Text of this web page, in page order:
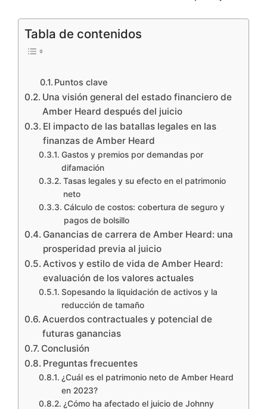
Tabla de contenidos
Puntos clave
Una visión general del estado financiero de
Amber Heard después del juicio
El impacto de las batallas legales en las
finanzas de Amber Heard
Gastos y premios por demandas por
difamación
Tasas legales y su efecto en el patrimonio
neto
Cálculo de costos: cobertura de seguro y
pagos de bolsillo
Ganancias de carrera de Amber Heard: una
prosperidad previa al juicio
Activos y estilo de vida de Amber Heard:
evaluación de los valores actuales
Sopesando la liquidación de activos y la
reducción de tamaño
Acuerdos contractuales y potencial de
futuras ganancias
Conclusión
Preguntas frecuentes
¿Cuál es el patrimonio neto de Amber Heard
en 2023?
¿Cómo ha afectado el juicio de Johnny